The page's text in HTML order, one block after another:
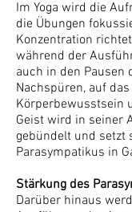
Im Yoga wird die
die Übungen
Konzentration
während der
auch in den Pausen
Nachspüren, auf das
Körperbewusstsein
Geist wird in seiner
gebündelt und setzt
Parasympatikus in
Stärkung des
Darüber hinaus